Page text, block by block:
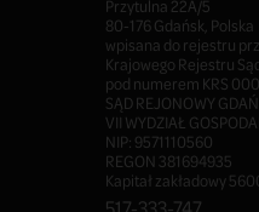
Przytulna 22A/5
80-176 Gdańsk, Polska
wpisana do rejestru
Krajowego Rejestru
pod numerem KRS
SĄD REJONOWY
VII WYDZIAŁ
NIP: 9571110560
REGON 381694935
Kapitał zakładowy